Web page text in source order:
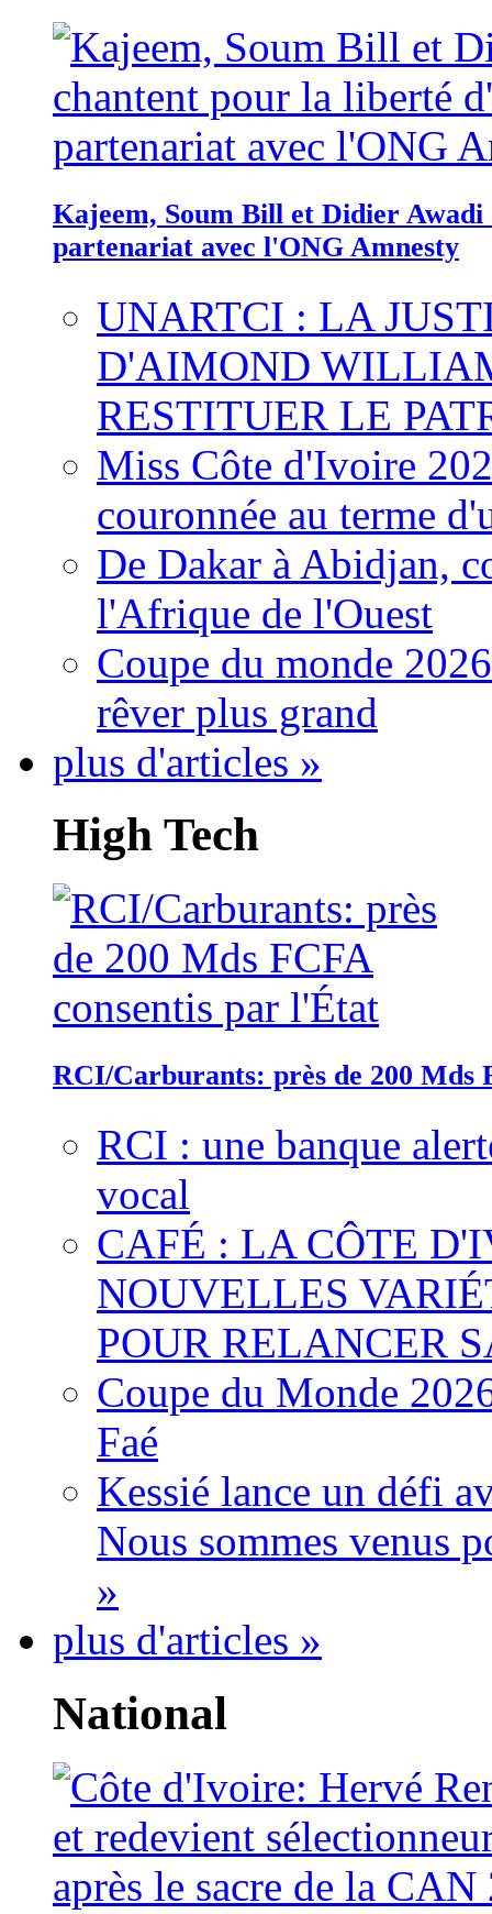
Kajeem, Soum Bill et Didier
partenariat avec l'ONG Amnesty
UNARTCI : LA
D'AIMOND
RESTITUER LE
Miss Côte d'Ivoire
couronnée au terme
De Dakar à Abidjan,
l'Afrique de l'Ouest
Coupe du monde
rêver plus grand
plus d'articles »
High Tech
RCI/Carburants: près de 200 Mds
RCI : une banque
vocal
CAFÉ : LA CÔTE
NOUVELLES
POUR RELANCER
Coupe du Monde
Faé
Kessié lance un défi
Nous sommes venus
»
plus d'articles »
National